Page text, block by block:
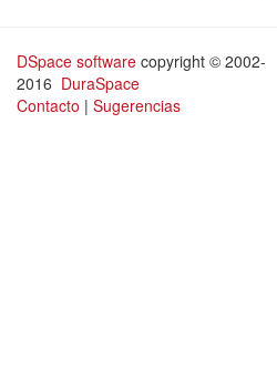
DSpace software copyright © 2002-
2016 DuraSpace
Contacto | Sugerencias